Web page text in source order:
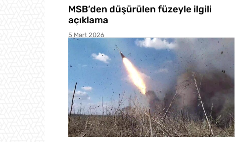
MSB’den düşürülen füzeyle ilgili
açıklama
5 Mart 2026